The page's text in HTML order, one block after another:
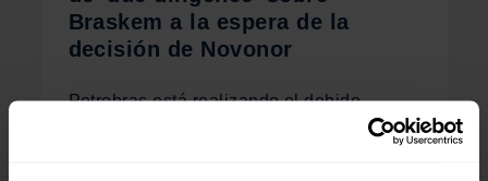
Braskem a la espera de la
decisión de Novonor
Petrobras está realizando el debido
proceso de 'due diligence' sobre Novonor
para el posible ejercicio de derechos de